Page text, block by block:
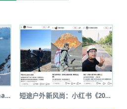
挪威殿堂级户外品牌Norrøna北京... 短途户外新风尚：小红书《2025上半...